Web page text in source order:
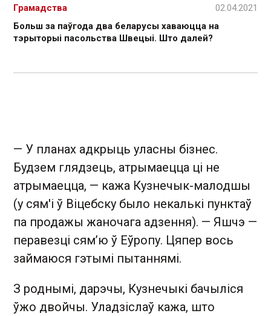
Больш за паўгода два беларусы хаваюцца на
тэрыторыі пасольства Швецыі. Што далей?
Грамадства 02.04.2021
— У планах адкрыць уласны бізнес.
Будзем глядзець, атрымаецца ці не
атрымаецца, — кажа Кузнечык-малодшы
(у сям'і ў Віцебску было некалькі пунктаў
па продажы жаночага адзення). — Яшчэ —
перавезці сям’ю ў Еўропу. Цяпер вось
займаюся гэтымі пытаннямі.
З роднымі, дарэчы, Кузнечыкі бачыліся
ўжо двойчы. Уладзіслаў кажа, што